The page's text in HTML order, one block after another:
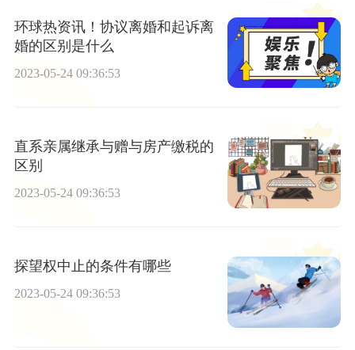
环球热资讯！协议离婚和起诉离
婚的区别是什么
2023-05-24 09:36:53
直系亲属继承与赠与房产缴税的
区别
2023-05-24 09:36:53
探望权中止的条件有哪些
2023-05-24 09:36:53